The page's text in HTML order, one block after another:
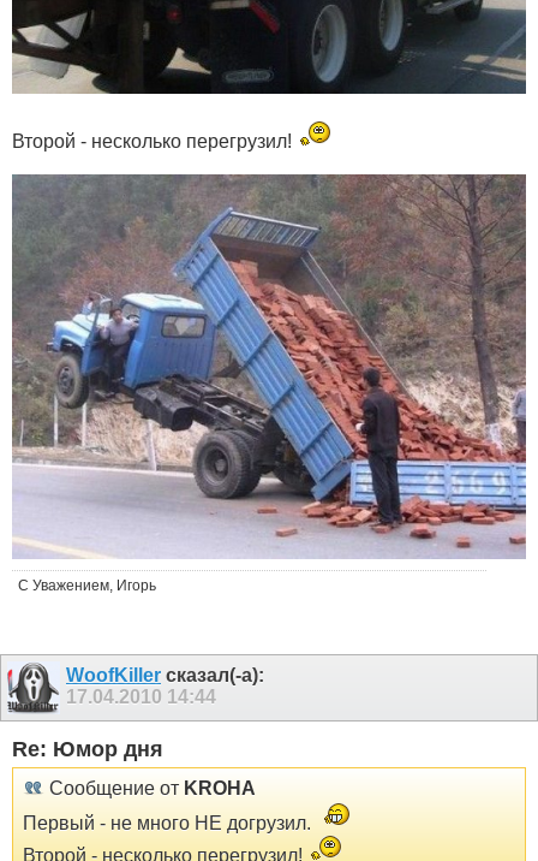
Второй - несколько перегрузил!
С Уважением, Игорь
WoofKiller сказал(-а):
17.04.2010 14:44
Re: Юмор дня
Сообщение от KROHA
Первый - не много НЕ догрузил.
Второй - несколько перегрузил!